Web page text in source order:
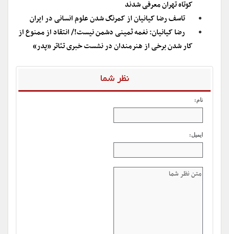
کوتاه تهران معرفی شدند
تاسف رضا کیانیان از کمرنگ شدن علوم انسانی در ایران
رضا کیانیان: نغمه ثمینی دشمن نیست!/ انتقاد از ممنوع از
کار شدن برخی از هنرمندان در نشست خبری تئاتر «پدر»
نظر شما
نام:
ایمیل: